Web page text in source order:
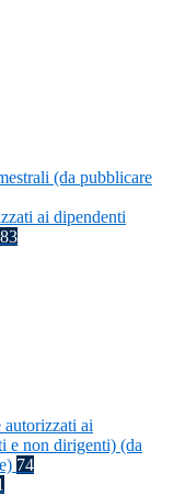
(da pubblicare
ai dipendenti
83
ai
e non dirigenti) (da
74